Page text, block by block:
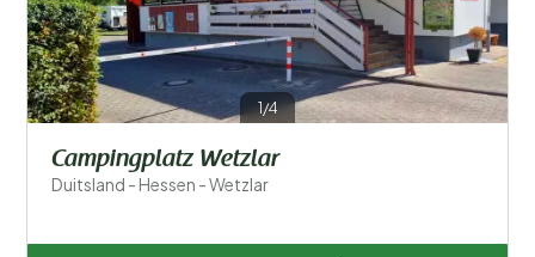
Type accommodatie
Algemeen
Sport en vrije tijd
1/4
Campingplatz Wetzlar
Duitsland - Hessen - Wetzlar